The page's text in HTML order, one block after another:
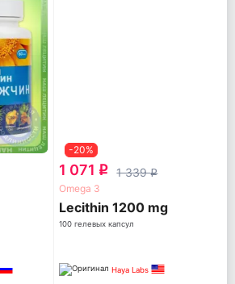
-20%
1 071 q 1 339q
Omega 3
Lecithin 1200 mg
100 гелевых капсул
Haya Labs